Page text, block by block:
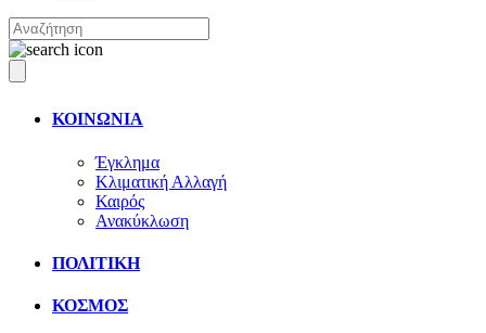
ΚΟΙΝΩΝΙΑ
Έγκλημα
Κλιματική Αλλαγή
Καιρός
Ανακύκλωση
ΠΟΛΙΤΙΚΗ
ΚΟΣΜΟΣ